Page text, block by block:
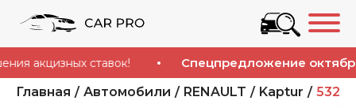
ставок! Спецпредложение октября!
Главная Автомобили RENAULT Kaptur 5323